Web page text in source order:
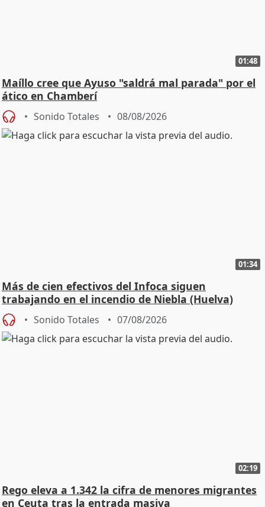
01:48
Maíllo cree que Ayuso "saldrá mal parada" por el
ático en Chamberí
Sonido Totales 08/08/2026
01:34
Más de cien efectivos del Infoca siguen
trabajando en el incendio de Niebla (Huelva)
Sonido Totales 07/08/2026
02:19
Rego eleva a 1.342 la cifra de menores migrantes
en Ceuta tras la entrada masiva